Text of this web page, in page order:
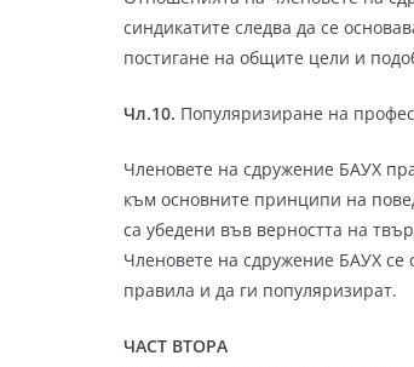
синдикатите следва да се
постигане на общите цели и
Чл.10. Популяризиране на
Членовете на сдружение БАУХ
към основните принципи на
са убедени във верността на
Членовете на сдружение БАУХ се
правила и да ги популяризират.
ЧАСТ ВТОРА